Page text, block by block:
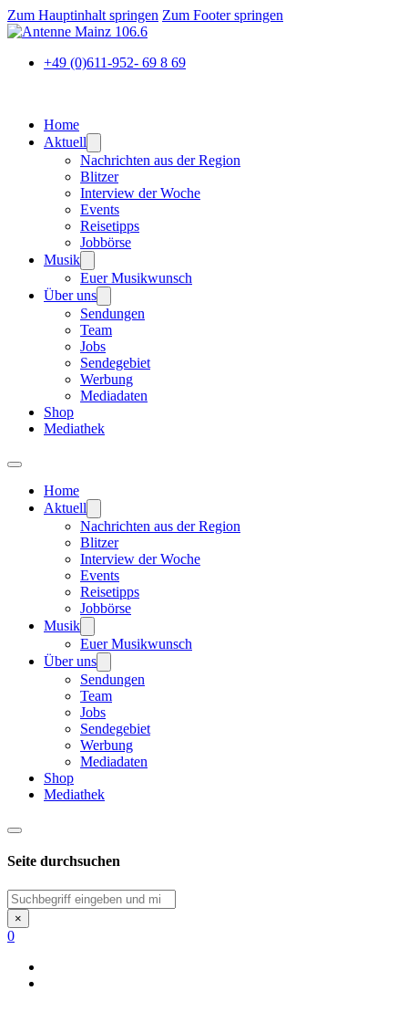
Zum Hauptinhalt springen Zum Footer springen
+49 (0)611-952- 69 8 69
Home
Aktuell
Nachrichten aus der Region
Blitzer
Interview der Woche
Events
Reisetipps
Jobbörse
Musik
Euer Musikwunsch
Über uns
Sendungen
Team
Jobs
Sendegebiet
Werbung
Mediadaten
Shop
Mediathek
Home
Aktuell
Nachrichten aus der Region
Blitzer
Interview der Woche
Events
Reisetipps
Jobbörse
Musik
Euer Musikwunsch
Über uns
Sendungen
Team
Jobs
Sendegebiet
Werbung
Mediadaten
Shop
Mediathek
Seite durchsuchen
Suchen
×
0